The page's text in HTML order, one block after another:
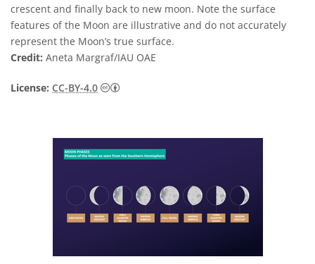
crescent and finally back to new moon. Note the surface
features of the Moon are illustrative and do not accurately
represent the Moon’s true surface.
Credit: Aneta Margraf/IAU OAE
License: CC-BY-4.0 Creative Commons Reconocimiento 4.0